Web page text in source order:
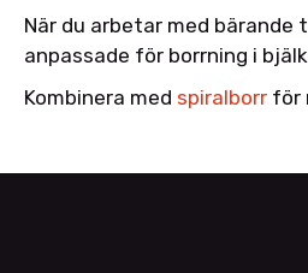
När du arbetar med
anpassade för borrning i
Kombinera med spiralborr för